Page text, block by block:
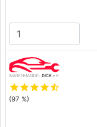
starstarstarstarstar_half
(97 %)